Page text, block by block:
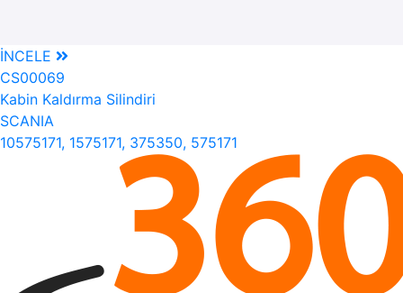
İNCELE
CS00069
Kabin Kaldırma Silindiri
SCANIA
10575171, 1575171, 375350, 575171